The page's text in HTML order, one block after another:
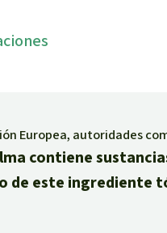
Europea, autoridades
contiene
de este ingrediente